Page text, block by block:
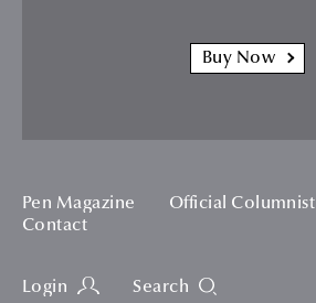
Buy Now
Pen Magazine Official Columnist
Contact
Login Search